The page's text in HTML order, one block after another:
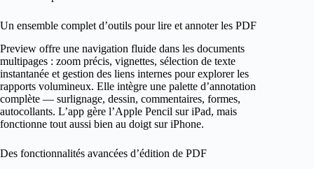
Un ensemble complet d’outils pour lire et annoter les PDF
Preview offre une navigation fluide dans les documents
multipages : zoom précis, vignettes, sélection de texte
instantanée et gestion des liens internes pour explorer les
rapports volumineux. Elle intègre une palette d’annotation
complète — surlignage, dessin, commentaires, formes,
autocollants. L’app gère l’Apple Pencil sur iPad, mais
fonctionne tout aussi bien au doigt sur iPhone.
Des fonctionnalités avancées d’édition de PDF